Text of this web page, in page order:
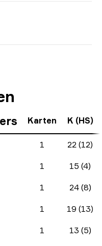
Karten K (HS)
1 22 (12)
1 15 (4)
1 24 (8)
1 19 (13)
1 13 (5)